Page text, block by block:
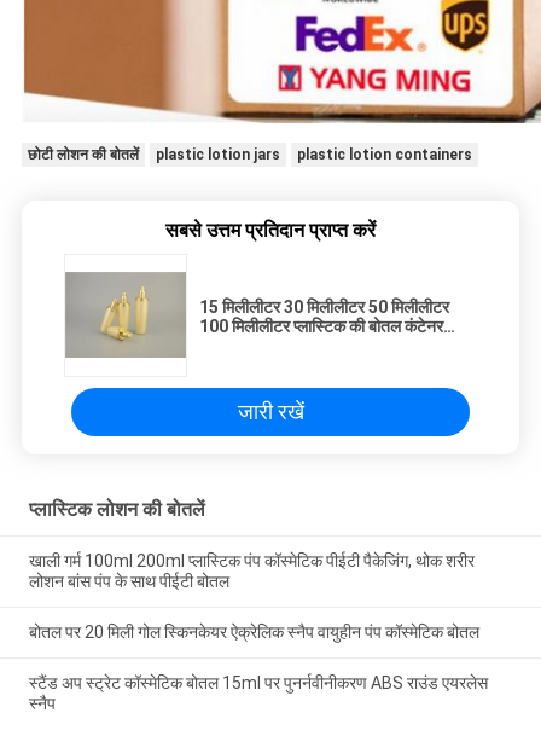
छोटी लोशन की बोतलें plastic lotion jars plastic lotion containers
सबसे उत्तम प्रतिदान प्राप्त करें
15 मिलीलीटर 30 मिलीलीटर 50 मिलीलीटर
100 मिलीलीटर प्लास्टिक की बोतल कंटेनर
जारी रखें
प्लास्टिक लोशन की बोतलें
खाली गर्म 100ml 200ml प्लास्टिक पंप कॉस्मेटिक पीईटी पैकेजिंग, थोक शरीर
लोशन बांस पंप के साथ पीईटी बोतल
बोतल पर 20 मिली गोल स्किनकेयर ऐक्रेलिक स्नैप वायुहीन पंप कॉस्मेटिक बोतल
स्टैंड अप स्ट्रेट कॉस्मेटिक बोतल 15ml पर पुनर्नवीनीकरण ABS राउंड एयरलेस
स्नैप